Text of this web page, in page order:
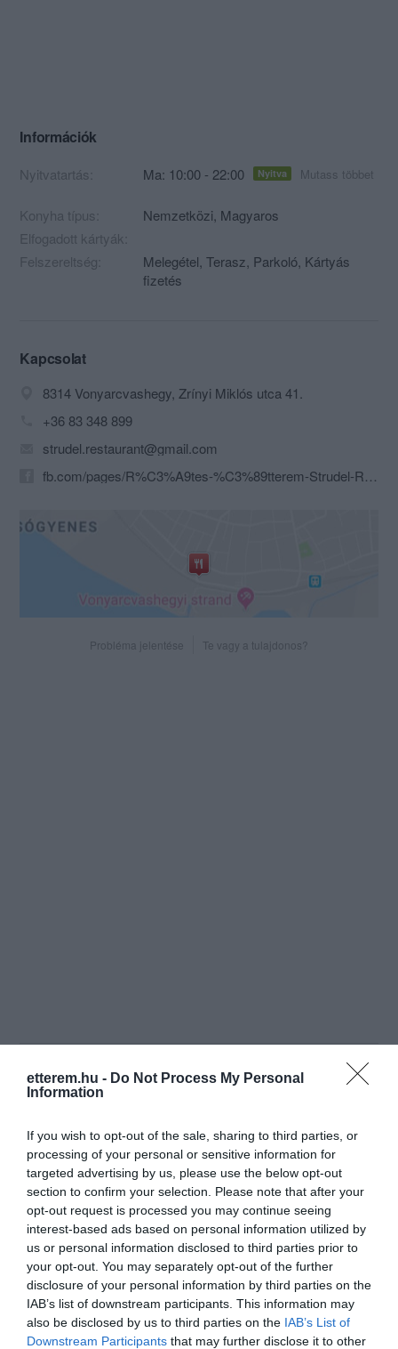
etterem.hu - Do Not Process My Personal
Information
If you wish to opt-out of the sale, sharing to third parties, or
processing of your personal or sensitive information for
targeted advertising by us, please use the below opt-out
section to confirm your selection. Please note that after your
opt-out request is processed you may continue seeing
interest-based ads based on personal information utilized by
us or personal information disclosed to third parties prior to
your opt-out. You may separately opt-out of the further
disclosure of your personal information by third parties on the
IAB’s list of downstream participants. This information may
also be disclosed by us to third parties on the IAB’s List of
Downstream Participants that may further disclose it to other
Információk
Nyitvatartás: Ma: 10:00 - 22:00 Nyitva Mutass többet
Konyha típus: Nemzetközi, Magyaros
Elfogadott kártyák:
Felszereltség:
Melegétel, Terasz, Parkoló, Kártyás
fizetés
Kapcsolat
8314 Vonyarcvashegy, Zrínyi Miklós utca 41.
+36 83 348 899
strudel.restaurant@gmail.com
fb.com/pages/R%C3%A9tes-%C3%89tterem-Strudel-Restaurant/161893363837435?sk=timeline&ref=page_internal
Probléma jelentése Te vagy a tulajdonos?
Értékelések Értékeld Te is
4.0
Összesen 4
4 0
0
2 0
1 1
Párommal nyaralásunk során
1 hét alatt háromszor tértünk